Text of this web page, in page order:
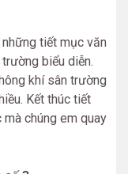
tiết mục văn
biểu diễn.
khí sân trường
Kết thúc tiết
chúng em quay